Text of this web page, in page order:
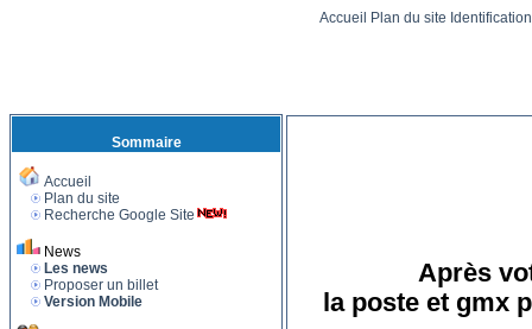
Accueil Plan du site
Sommaire
Accueil
Plan du site
Recherche Google Site
News
Les news
Proposer un billet
Version Mobile
Après
la poste et gmx